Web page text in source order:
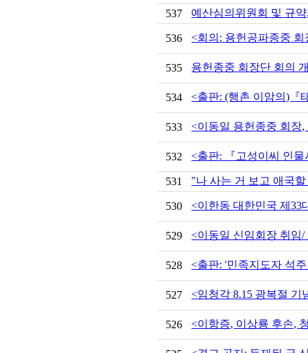
537
예산심의위원회 및 규
536 <회의: 용헌공파종중
535 용헌종중 회장단 회의
534 <출판: (행촌 이암의)
533 <이동일 용헌종중 회
532 <출판: 『고성이씨 인
531 "나 사는 거 보고 애국
530 <이한동 대한민국 제
529 <이동일 신임회장 취임/
528 <출판: '민족지도자 석
527 <임청각 8.15 광복절
526 <이항증, 이상룡 후손,